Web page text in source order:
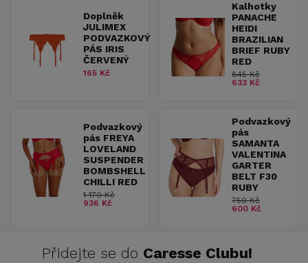
Doplněk
JULIMEX
PODVAZKOVÝ
PÁS IRIS
ČERVENÝ
165 Kč
Kalhotky
PANACHE
HEIDI
BRAZILIAN
BRIEF RUBY
RED
845 Kč
633 Kč
Podvazkový
pás FREYA
LOVELAND
SUSPENDER
BOMBSHELL
CHILLI RED
1 170 Kč
936 Kč
Podvazkový
pás
SAMANTA
VALENTINA
GARTER
BELT F30
RUBY
750 Kč
600 Kč
Přidejte se do Caresse Clubu!